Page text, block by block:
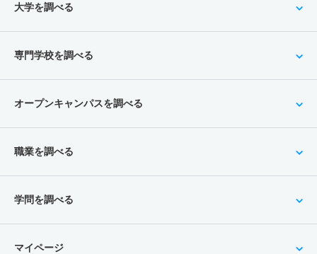
大学を調べる
専門学校を調べる
オープンキャンパスを調べる
職業を調べる
学問を調べる
マイページ